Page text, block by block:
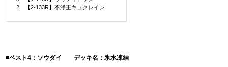
2 【2-133R】不浄王キュクレイン
■ベスト4：ソウダイ デッキ名：氷水凍結